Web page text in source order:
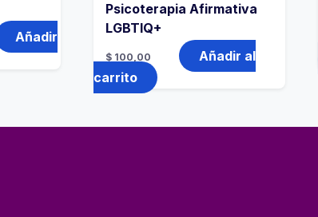
Añadir
Psicoterapia Afirmativa
LGBTIQ+
$ 100,00
Añadir al
carrito